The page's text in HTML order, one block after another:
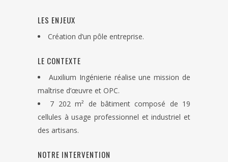
LES ENJEUX
Création d’un pôle entreprise.
LE CONTEXTE
Auxilium Ingénierie réalise une mission de
maîtrise d’œuvre et OPC.
7 202 m² de bâtiment composé de 19
cellules à usage professionnel et industriel et
des artisans.
NOTRE INTERVENTION